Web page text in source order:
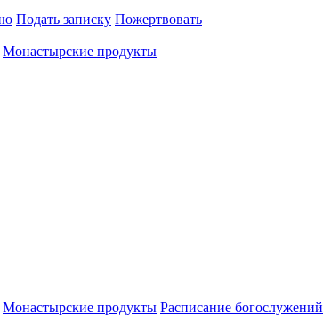
Подать записку Пожертвовать
Монастырские продукты
Монастырские продукты Расписание богослужений